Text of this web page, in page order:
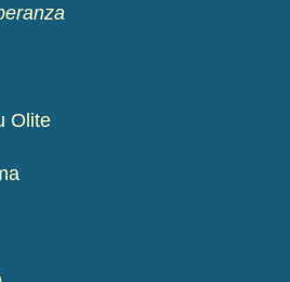
Olite